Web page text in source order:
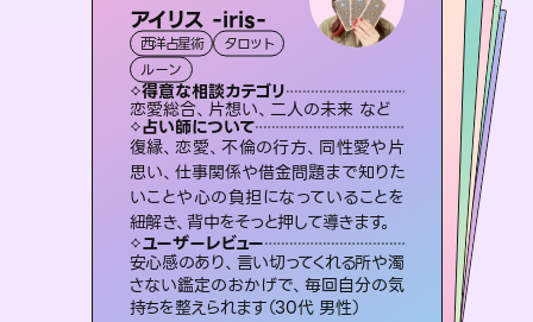
アイリス -iris-
西洋占星術
タロット
ルーン
得意な相談カテゴリ
恋愛総合、片想い、二人の未来 など
占い師について
復縁、恋愛、不倫の行方、同性愛や片
思い、仕事関係や借金問題まで知りた
いことや心の負担になっていることを
紐解き、背中をそっと押して導きます。
ユーザーレビュー
安心感のあり、言い切ってくれる所や濁
さない鑑定のおかげで、毎回自分の気
持ちを整えられます（30代 男性）
おう 霊感オラクル
霊視・オーラ
オラクルカード
得意な相談カテゴリ
恋愛総合、あの人の気持ち など
占い師について
霊視×オラクルカードを使って「今」と
「未来」そして「気になるあの人の気持
ち」まで丁寧に読み解き、恋や人生のヒ
ントを優しく引き出します。
ユーザーレビュー
不安な気持ちが嘘みたいに晴れまし
た…！よく視えていらっしゃるんだなと
感じました（40代 女性）
彗望（すいぼう
霊視・オーラ
スピリチュアル・リーディング
得意な相談カテゴリ
片想い、あの人の気持ち、復縁 など
占い師について
3,700年以上の歴史を持つ東洋最古の
占術「易占」で詳細まで占い、幸せへ向
かう道筋を示します。厳しい結果にも具
体的な対策をお伝えします。
ユーザーレビュー
複雑な背景もしっかり聞いて鑑定して
いただけました。気持ちが楽になりまし
た（50代 女性）
桃源珠羽 とうげんみう
霊視・オーラ
スピリチュアル・リーディング
得意な相談カテゴリ
片想い、あの人の気持ち、復縁 など
占い師について
恋愛のお悩みの中でも特に「曖昧な関係」の相談を得意としており、友達以上恋人未満なお相手との今後や本音を丁寧に読み解き恋愛成就へと導きます。
ユーザーレビュー
鑑定していただいてアドバイス通りに行
動すると仲が復活してきました。ありが
とうございました（40代 女性）
セラピスト理恵
スピリチュアル・リーディング
得意な相談カテゴリ
片想い、二人の未来、年の差 など
占い師について
連絡再開、復縁、成就などの報告実績
多数。セラピストとして2万超の施術経
験があるからこそできる鑑定で、より良
い未来をサポートします。
ユーザーレビュー
とても心温まる鑑定でした。しかもこち
らは何も言っていないのに視えていらっ
しゃるんだなと驚きです（30代女性）
未来視師＊花
霊視・オーラ 心理学
スピリチュアル・リーディング
得意な相談カテゴリ
出逢い、片想い、復縁 など
占い師について
未来には何パターンもの選択肢があり
ます。不安で視えにくくなっているあな
たの素敵な未来を見つけ、その未来を
選択できるようアドバイスします。
ユーザーレビュー
職場の人の性質や人間関係、本心など
本当によく視えていてびっくり。対策が
打てて前向きになれます（40代）